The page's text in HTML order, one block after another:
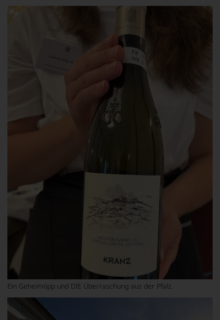
Ein Geheimtipp und DIE Überraschung aus der Pfalz.